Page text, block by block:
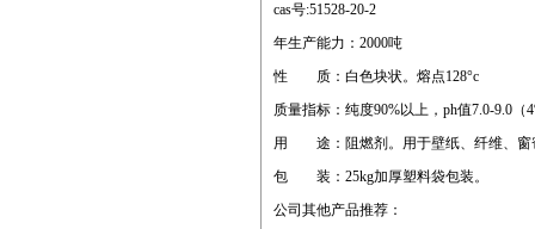
cas号:51528-20-2
年生产能力：2000吨
性 质：白色块状。熔点128°c
质量指标：纯度90%以上，ph值7.0-9.0
用 途：阻燃剂。用于壁纸、纤维、窗
包 装：25kg加厚塑料袋包装。
公司其他产品推荐：